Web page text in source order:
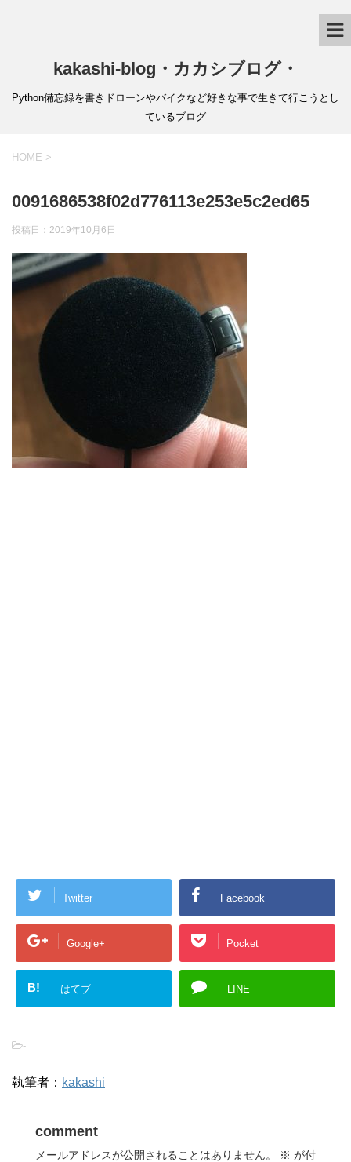
kakashi-blog・カカシブログ・
Python備忘録を書きドローンやバイクなど好きな事で生きて行こうとし
ているブログ
HOME >
0091686538f02d776113e253e5c2ed65
投稿日： 2019年10月6日
Twitter Facebook
Google+ Pocket
B! はてブ LINE
-
執筆者： kakashi
comment
メールアドレスが公開されることはありません。 ※ が付